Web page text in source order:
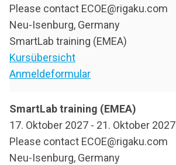
Please contact ECOE@rigaku.com
Neu-Isenburg, Germany
SmartLab training (EMEA)
Kursübersicht
Anmeldeformular
SmartLab training (EMEA)
17. Oktober 2027 - 21. Oktober 2027
Please contact ECOE@rigaku.com
Neu-Isenburg, Germany